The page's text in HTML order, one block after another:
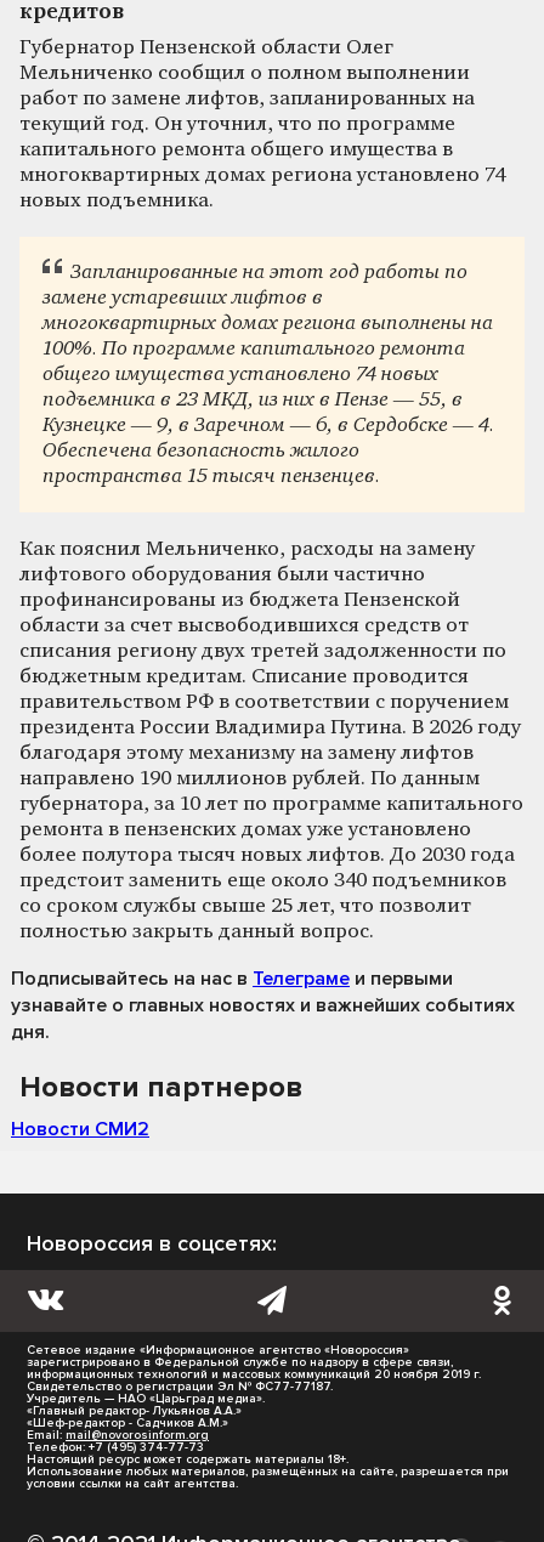
кредитов
Губернатор Пензенской области Олег
Мельниченко сообщил о полном выполнении
работ по замене лифтов, запланированных на
текущий год. Он уточнил, что по программе
капитального ремонта общего имущества в
многоквартирных домах региона установлено 74
новых подъемника.
Запланированные на этот год работы по
замене устаревших лифтов в
многоквартирных домах региона выполнены на
100%. По программе капитального ремонта
общего имущества установлено 74 новых
подъемника в 23 МКД, из них в Пензе — 55, в
Кузнецке — 9, в Заречном — 6, в Сердобске — 4.
Обеспечена безопасность жилого
пространства 15 тысяч пензенцев.
Как пояснил Мельниченко, расходы на замену
лифтового оборудования были частично
профинансированы из бюджета Пензенской
области за счет высвободившихся средств от
списания региону двух третей задолженности по
бюджетным кредитам. Списание проводится
правительством РФ в соответствии с поручением
президента России Владимира Путина. В 2026 году
благодаря этому механизму на замену лифтов
направлено 190 миллионов рублей. По данным
губернатора, за 10 лет по программе капитального
ремонта в пензенских домах уже установлено
более полутора тысяч новых лифтов. До 2030 года
предстоит заменить еще около 340 подъемников
со сроком службы свыше 25 лет, что позволит
полностью закрыть данный вопрос.
Подписывайтесь на нас в Телеграме и первыми
узнавайте о главных новостях и важнейших событиях
дня.
Новости партнеров
Новости СМИ2
Новороссия в соцсетях:
Сетевое издание «Информационное агентство «Новороссия»
зарегистрировано в Федеральной службе по надзору в сфере связи,
информационных технологий и массовых коммуникаций 20 ноября 2019 г.
Свидетельство о регистрации Эл № ФС77-77187.
Учредитель — НАО «Царьград медиа».
«Главный редактор- Лукьянов А.А.»
«Шеф-редактор - Садчиков А.М.»
Email: mail@novorosinform.org
Телефон: +7 (495) 374-77-73
Настоящий ресурс может содержать материалы 18+.
Использование любых материалов, размещённых на сайте, разрешается при
условии ссылки на сайт агентства.